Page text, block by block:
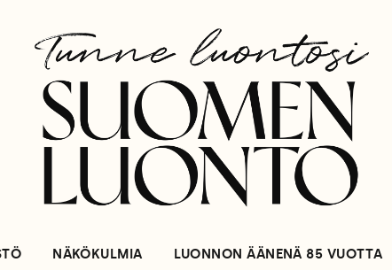
NÄKÖKULMIA LUONNON ÄÄNENÄ 85 VUOTTA